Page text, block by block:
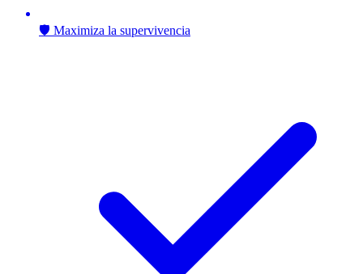
🛡️ Maximiza la supervivencia